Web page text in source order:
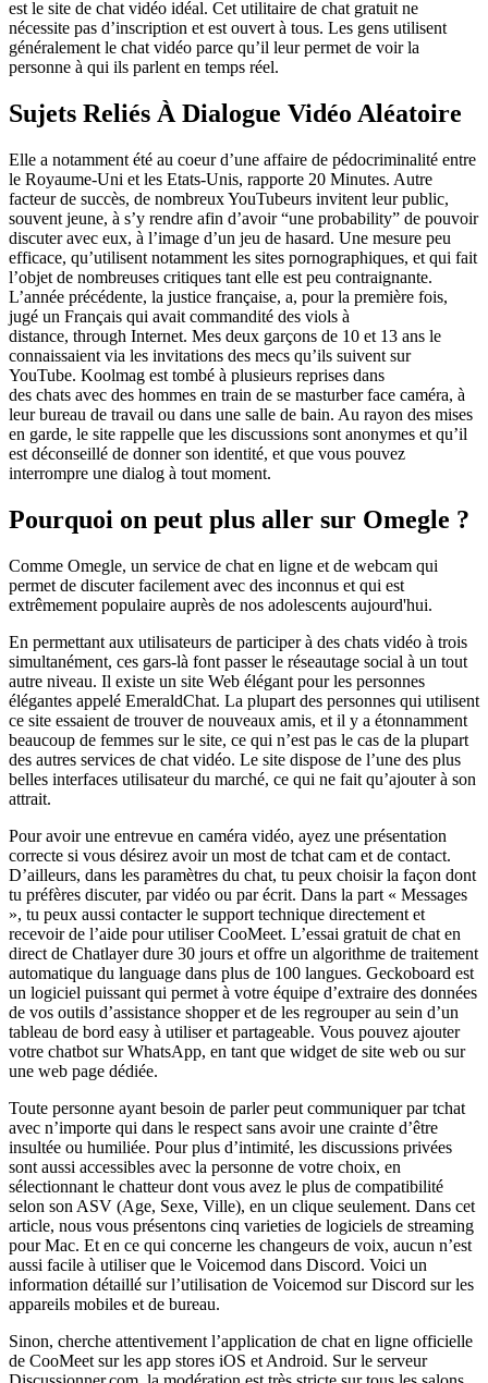
est le site de chat vidéo idéal. Cet utilitaire de chat gratuit ne
nécessite pas d’inscription et est ouvert à tous. Les gens utilisent
généralement le chat vidéo parce qu’il leur permet de voir la
personne à qui ils parlent en temps réel.
Sujets Reliés À Dialogue Vidéo Aléatoire
Elle a notamment été au coeur d’une affaire de pédocriminalité entre
le Royaume-Uni et les Etats-Unis, rapporte 20 Minutes. Autre
facteur de succès, de nombreux YouTubeurs invitent leur public,
souvent jeune, à s’y rendre afin d’avoir “une probability” de pouvoir
discuter avec eux, à l’image d’un jeu de hasard. Une mesure peu
efficace, qu’utilisent notamment les sites pornographiques, et qui fait
l’objet de nombreuses critiques tant elle est peu contraignante.
L’année précédente, la justice française, a, pour la première fois,
jugé un Français qui avait commandité des viols à
distance, through Internet. Mes deux garçons de 10 et 13 ans le
connaissaient via les invitations des mecs qu’ils suivent sur
YouTube. Koolmag est tombé à plusieurs reprises dans
des chats avec des hommes en train de se masturber face caméra, à
leur bureau de travail ou dans une salle de bain. Au rayon des mises
en garde, le site rappelle que les discussions sont anonymes et qu’il
est déconseillé de donner son identité, et que vous pouvez
interrompre une dialog à tout moment.
Pourquoi on peut plus aller sur Omegle ?
Comme Omegle, un service de chat en ligne et de webcam qui
permet de discuter facilement avec des inconnus et qui est
extrêmement populaire auprès de nos adolescents aujourd'hui.
En permettant aux utilisateurs de participer à des chats vidéo à trois
simultanément, ces gars-là font passer le réseautage social à un tout
autre niveau. Il existe un site Web élégant pour les personnes
élégantes appelé EmeraldChat. La plupart des personnes qui utilisent
ce site essaient de trouver de nouveaux amis, et il y a étonnamment
beaucoup de femmes sur le site, ce qui n’est pas le cas de la plupart
des autres services de chat vidéo. Le site dispose de l’une des plus
belles interfaces utilisateur du marché, ce qui ne fait qu’ajouter à son
attrait.
Pour avoir une entrevue en caméra vidéo, ayez une présentation
correcte si vous désirez avoir un most de tchat cam et de contact.
D’ailleurs, dans les paramètres du chat, tu peux choisir la façon dont
tu préfères discuter, par vidéo ou par écrit. Dans la part « Messages
», tu peux aussi contacter le support technique directement et
recevoir de l’aide pour utiliser CooMeet. L’essai gratuit de chat en
direct de Chatlayer dure 30 jours et offre un algorithme de traitement
automatique du language dans plus de 100 langues. Geckoboard est
un logiciel puissant qui permet à votre équipe d’extraire des données
de vos outils d’assistance shopper et de les regrouper au sein d’un
tableau de bord easy à utiliser et partageable. Vous pouvez ajouter
votre chatbot sur WhatsApp, en tant que widget de site web ou sur
une web page dédiée.
Toute personne ayant besoin de parler peut communiquer par tchat
avec n’importe qui dans le respect sans avoir une crainte d’être
insultée ou humiliée. Pour plus d’intimité, les discussions privées
sont aussi accessibles avec la personne de votre choix, en
sélectionnant le chatteur dont vous avez le plus de compatibilité
selon son ASV (Age, Sexe, Ville), en un clique seulement. Dans cet
article, nous vous présentons cinq varieties de logiciels de streaming
pour Mac. Et en ce qui concerne les changeurs de voix, aucun n’est
aussi facile à utiliser que le Voicemod dans Discord. Voici un
information détaillé sur l’utilisation de Voicemod sur Discord sur les
appareils mobiles et de bureau.
Sinon, cherche attentivement l’application de chat en ligne officielle
de CooMeet sur les app stores iOS et Android. Sur le serveur